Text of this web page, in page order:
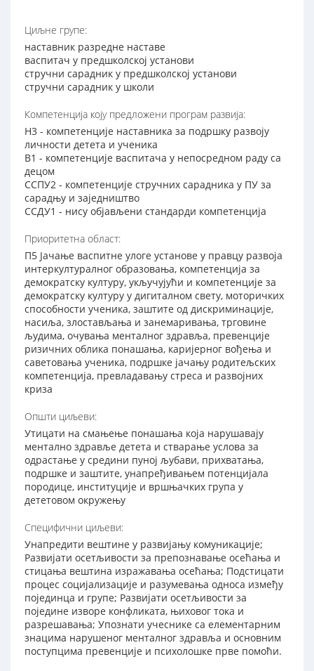
Циљне групе:
наставник разредне наставе
васпитач у предшколској установи
стручни сарадник у предшколској установи
стручни сарадник у школи
Компетенција коју предложени програм развија:
Н3 - компетенције наставника за подршку развоју
личности детета и ученика
В1 - компетенције васпитача у непосредном раду са
децом
ССПУ2 - компетенције стручних сарадника у ПУ за
сарадњу и заједништво
ССДУ1 - нису објављени стандарди компетенција
Приоритетна област:
П5 Јачање васпитне улоге установе у правцу развоја
интеркултуралног образовања, компетенција за
демократску културу, укључујући и компетенције за
демократску културу у дигиталном свету, моторичких
способности ученика, заштите од дискриминације,
насиља, злостављања и занемаривања, трговине
људима, очувања менталног здравља, превенције
ризичних облика понашања, каријерног вођења и
саветовања ученика, подршке јачању родитељских
компетенција, превладавању стреса и развојних
криза
Општи циљеви:
Утицати на смањење понашања која нарушавају
ментално здравље детета и стварање услова за
одрастање у средини пуној љубави, прихватања,
подршке и заштите, унапређивањем потенцијала
породице, институције и вршњачких група у
дететовом окружењу
Специфични циљеви:
Унапредити вештине у развијању комуникације;
Развијати осетљивости за препознавање осећања и
стицања вештина изражавања осећања; Подстицати
процес социјализације и разумевања односа између
појединца и групе; Развијати осетљивости за
поједине изворе конфликата, њиховог тока и
разрешавања; Упознати учеснике са елементарним
знацима нарушеног менталног здравља и основним
поступцима превенције и психолошке прве помоћи.